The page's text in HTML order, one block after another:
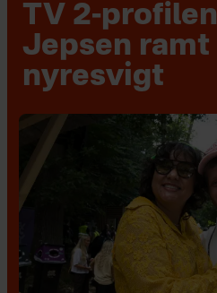
TV 2-
Jepsen ramt
nyresvigt